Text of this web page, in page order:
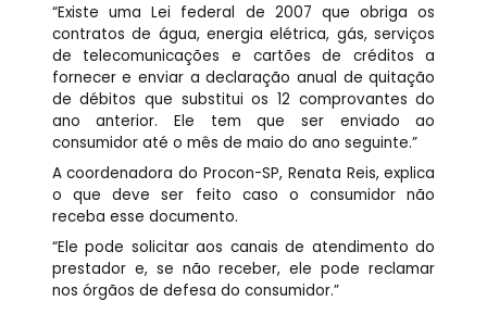
“Existe uma Lei federal de 2007 que obriga os
contratos de água, energia elétrica, gás, serviços
de telecomunicações e cartões de créditos a
fornecer e enviar a declaração anual de quitação
de débitos que substitui os 12 comprovantes do
ano anterior. Ele tem que ser enviado ao
consumidor até o mês de maio do ano seguinte.”
A coordenadora do Procon-SP, Renata Reis, explica
o que deve ser feito caso o consumidor não
receba esse documento.
“Ele pode solicitar aos canais de atendimento do
prestador e, se não receber, ele pode reclamar
nos órgãos de defesa do consumidor.”